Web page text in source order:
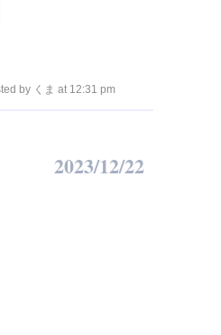
by くま at 12:31 pm
2023/12/22